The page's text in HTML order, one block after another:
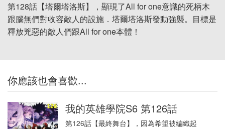
第128話【塔爾塔洛斯】，顯現了All for one意識的死柄木
跟腦無們對收容敵人的設施．塔爾塔洛斯發動強襲。目標是
釋放兇惡的敵人們跟All for one本體！
你應該也會喜歡...
我的英雄學院S6 第126話
第126話【最終舞台】，因為希望被編織起